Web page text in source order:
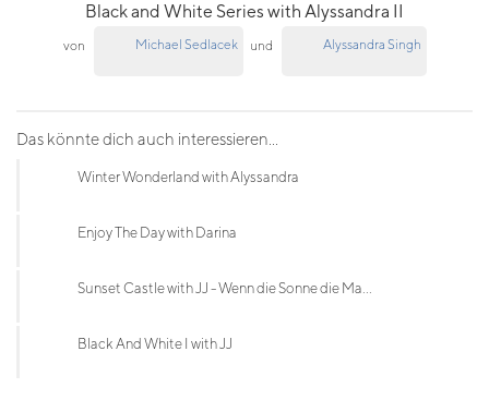
Black and White Series with Alyssandra II
von Michael Sedlacek und Alyssandra Singh
Das könnte dich auch interessieren...
Winter Wonderland with Alyssandra
Enjoy The Day with Darina
Sunset Castle with JJ - Wenn die Sonne die Ma...
Black And White I with JJ